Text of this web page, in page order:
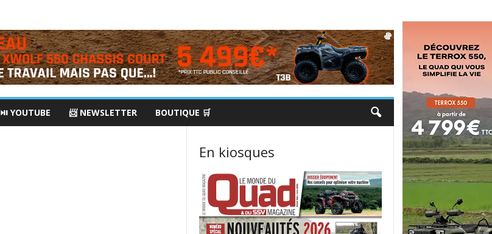
⏯ YOUTUBE 📨 NEWSLETTER BOUTIQUE 🛒
En kiosques